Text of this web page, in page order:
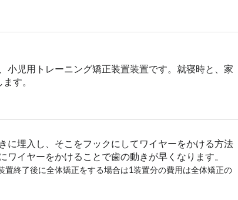
小児用トレーニング矯正装置装置です。就寝時と、家
す。
に埋入し、そこをフックにしてワイヤーをかける方法
ワイヤーをかけることで歯の動きが早くなります。
置終了後に全体矯正をする場合は1装置分の費用は全体矯正の